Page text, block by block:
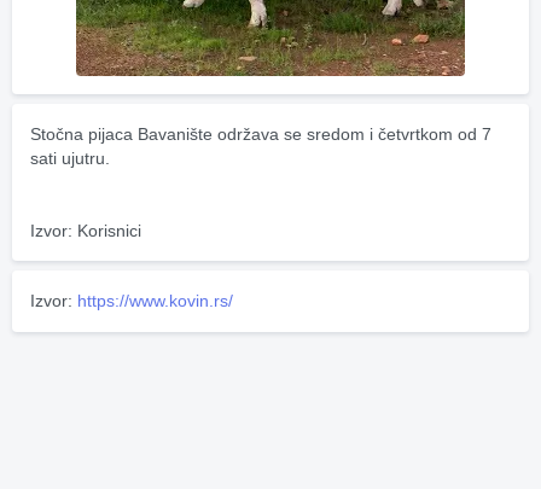
Stočna pijaca Bavanište održava se sredom i četvrtkom od 7
sati ujutru.
Izvor: Korisnici
Izvor: https://www.kovin.rs/